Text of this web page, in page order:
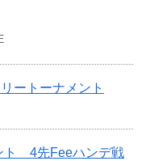
ートーナメント
ト 4先Feeハンデ戦